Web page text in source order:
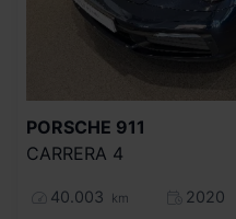
PORSCHE 911
CARRERA 4
40.003 km
2020